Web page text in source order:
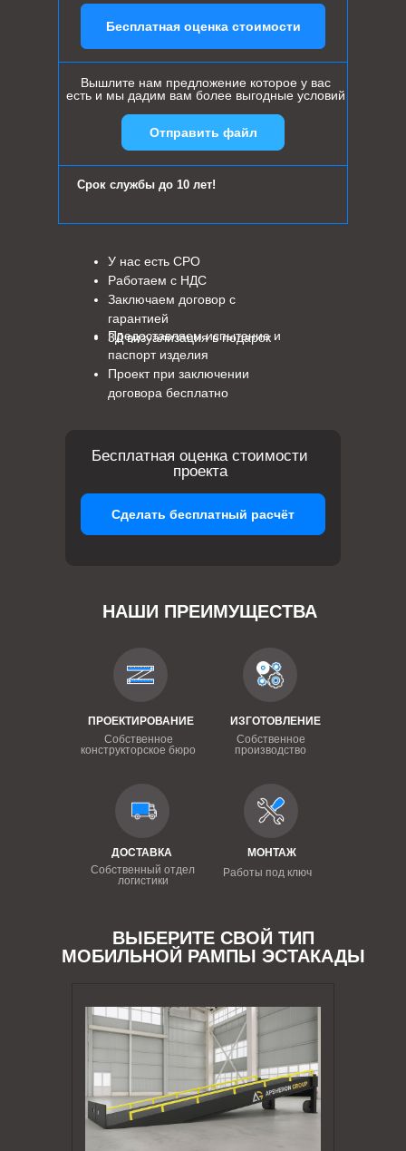
Бесплатная оценка стоимости
Вышлите нам предложение которое у вас
есть и мы дадим вам более выгодные условий
Срок службы до 10 лет!
Предоставляем испытание и
паспорт изделия
Проект при заключении
договора бесплатно
У нас есть СРО
Работаем с НДС
Заключаем договор с
гарантией
3Д визуализация в подарок
Отправить файл
НАШИ ПРЕИМУЩЕСТВА
ПРОЕКТИРОВАНИЕ
Собственное
конструкторское бюро
ИЗГОТОВЛЕНИЕ
Собственное
производство
ДОСТАВКА
Собственный отдел
логистики
МОНТАЖ
Работы под ключ
Бесплатная оценка стоимости
проекта
Сделать бесплатный расчёт
ВЫБЕРИТЕ СВОЙ ТИП
МОБИЛЬНОЙ РАМПЫ ЭСТАКАДЫ